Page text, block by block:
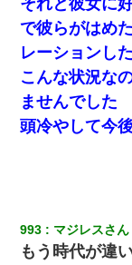
で彼らがはめ
レーションし
こんな状況な
ませんでした
頭冷やして今
993 マジレスさん
もう時代が違